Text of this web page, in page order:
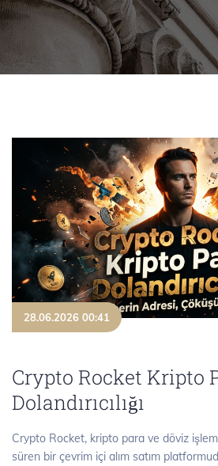
28.06.2026 00:41
Crypto Rocket Kripto
Dolandırıcılığı
Crypto Rocket, kripto para ve döviz
süren bir çevrim içi alım satım